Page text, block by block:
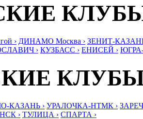
› ДИНАМО Москва › ЗЕНИТ-
› КУЗБАСС › ЕНИСЕЙ ›
КАЗАНЬ › УРАЛОЧКА-НТМК ›
› ТУЛИЦА › СПАРТА ›